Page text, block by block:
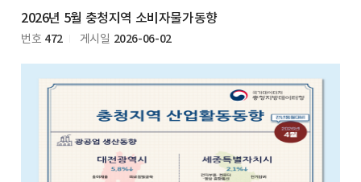
2026년 5월 충청지역 소비자물가동향
번호 472 게시일 2026-06-02